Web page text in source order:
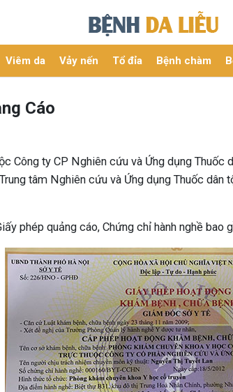
Viêm da Vảy nến Tổ đỉa Bệnh chàm
Cáo
Công ty CP Nghiên cứu và Ứng dụng Thuốc
tâm Nghiên cứu và Ứng dụng Thuốc
phép quảng cáo, Chứng chỉ hành nghề bao